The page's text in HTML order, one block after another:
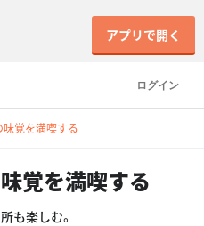
ログイン
アプリで開く
覚を満喫する
覚を満喫する
も楽しむ。